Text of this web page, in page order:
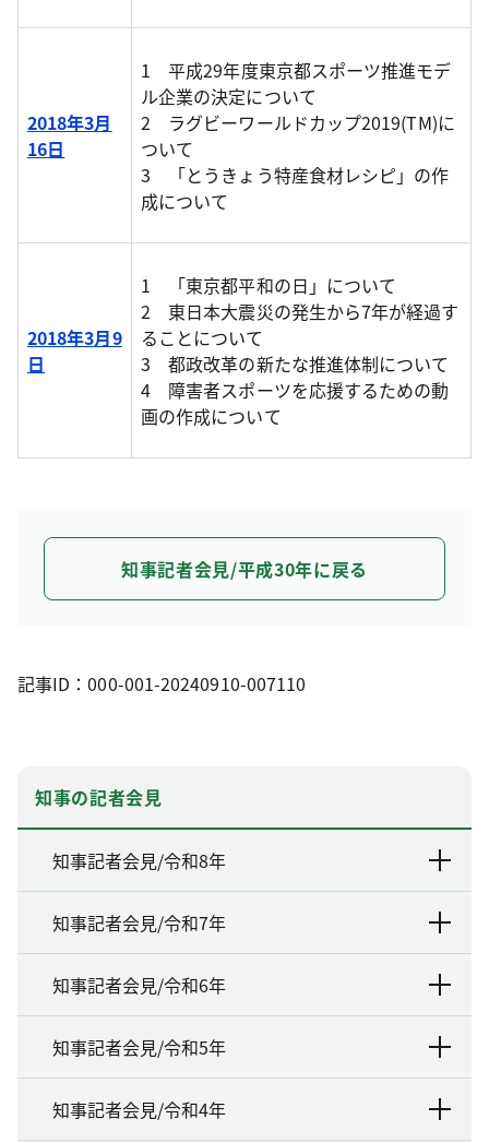
2018年3月
16日
1 平成29年度東京都スポーツ推進モデ
ル企業の決定について
2 ラグビーワールドカップ2019(TM)に
ついて
3 「とうきょう特産食材レシピ」の作
成について
2018年3月9
日
1 「東京都平和の日」について
2 東日本大震災の発生から7年が経過す
ることについて
3 都政改革の新たな推進体制について
4 障害者スポーツを応援するための動
画の作成について
知事記者会見/平成30年に戻る
記事ID：000-001-20240910-007110
知事の記者会見
知事記者会見/令和8年
知事記者会見/令和7年
知事記者会見/令和6年
知事記者会見/令和5年
知事記者会見/令和4年